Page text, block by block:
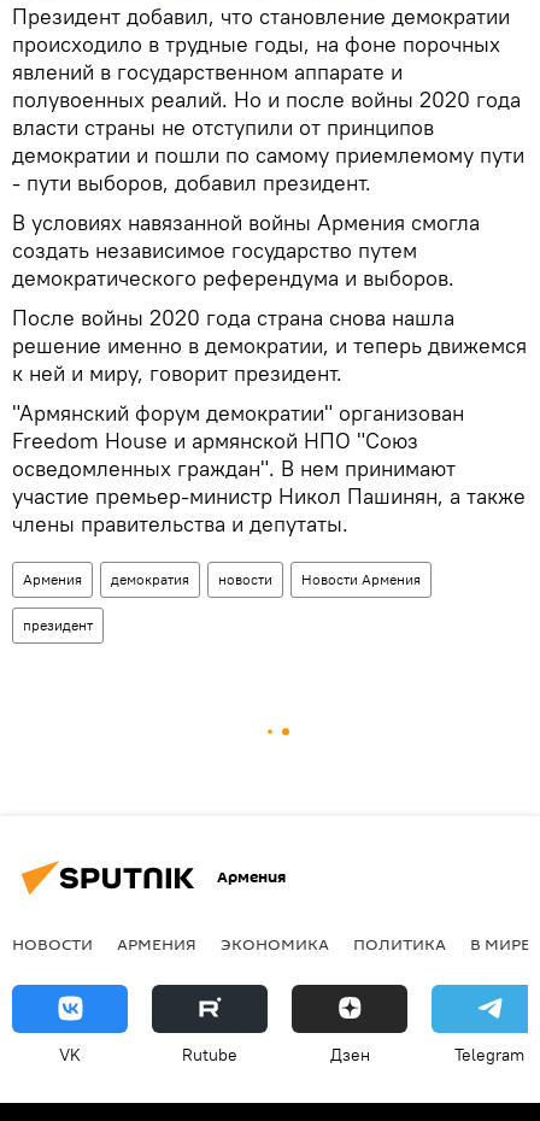
Президент добавил, что становление демократии
происходило в трудные годы, на фоне порочных
явлений в государственном аппарате и
полувоенных реалий. Но и после войны 2020 года
власти страны не отступили от принципов
демократии и пошли по самому приемлемому пути
- пути выборов, добавил президент.
В условиях навязанной войны Армения смогла
создать независимое государство путем
демократического референдума и выборов.
После войны 2020 года страна снова нашла
решение именно в демократии, и теперь движемся
к ней и миру, говорит президент.
"Армянский форум демократии" организован
Freedom House и армянской НПО "Союз
осведомленных граждан". В нем принимают
участие премьер-министр Никол Пашинян, а также
члены правительства и депутаты.
Армения демократия новости Новости Армения
президент
Армения
НОВОСТИ АРМЕНИЯ ЭКОНОМИКА ПОЛИТИКА В МИРЕ
VK Rutube Дзен Telegram